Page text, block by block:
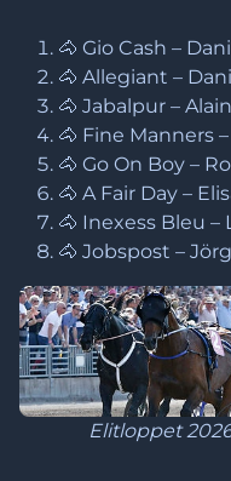
🐴 Gio Cash –
🐴 Allegiant –
🐴 Jabalpur –
🐴 Fine Manners
🐴 Go On Boy –
🐴 A Fair Day –
🐴 Inexess Bleu
🐴 Jobspost –
Elitloppet